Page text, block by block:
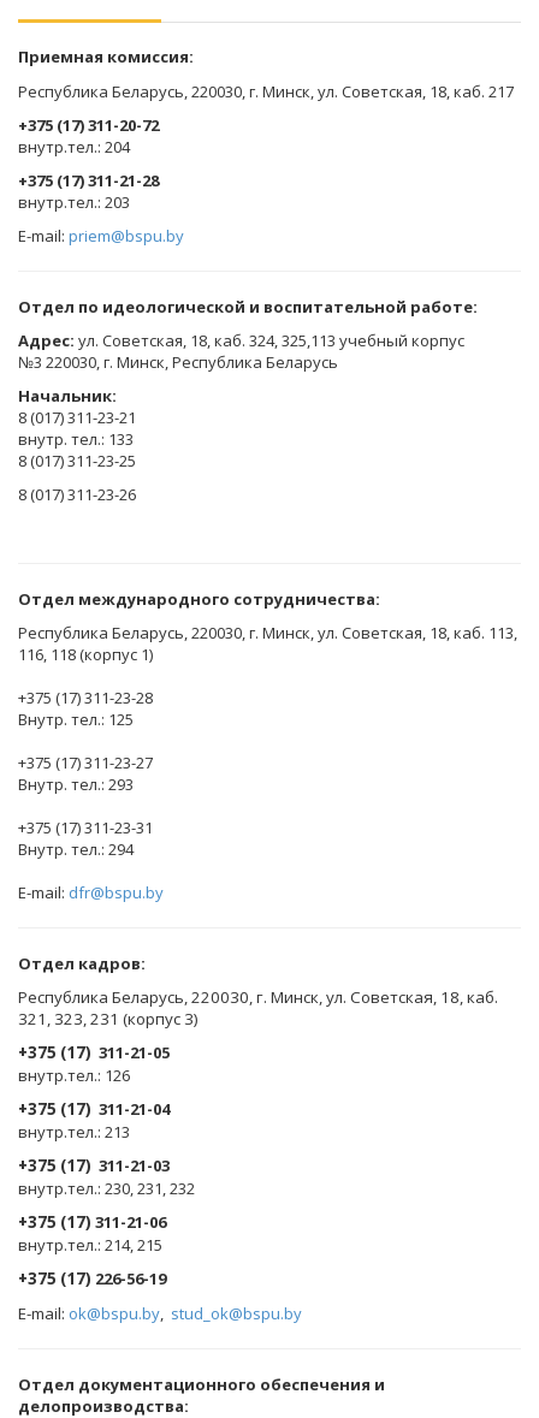
Приемная комиссия:
Республика Беларусь, 220030, г. Минск, ул. Советская, 18, каб. 217
+375 (17) 311-20-72
​внутр.тел.: 204
+375 (17) 311-21-28
​внутр.тел.: 203
E-mail: priem@bspu.by
Отдел по идеологической и воспитательной работе:
Адрес: ул. Советская, 18, каб. 324, 325,113 учебный корпус
№3 220030, г. Минск, Республика Беларусь
Начальник:
8 (017) 311-23-21
внутр. тел.: 133
8 (017) 311-23-25
8 (017) 311-23-26
Отдел международного сотрудничества:
Республика Беларусь, 220030, г. Минск, ул. Советская, 18, каб. 113,
116, 118 (корпус 1)
+375 (17) 311-23-28
Внутр. тел.: 125
+375 (17) 311-23-27
Внутр. тел.: 293
+375 (17) 311-23-31
Внутр. тел.: 294
E-mail: dfr@bspu.by
Отдел кадров:
Республика Беларусь, 220030, г. Минск, ул. Советская, 18, каб.
321, 323, 231 (корпус 3)
+375 (17) 311-21-05
внутр.тел.: 126
+375 (17) 311-21-04
внутр.тел.: 213
+375 (17) 311-21-03
внутр.тел.: 230, 231, 232
+375 (17) 311-21-06
внутр.тел.: 214, 215
+375 (17) 226-56-19
E-mail: ok@bspu.by, stud_ok@bspu.by
Oтдел документационного обеспечения и
делопроизводства: